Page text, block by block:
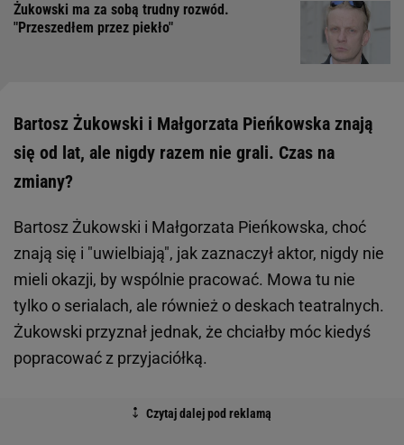
Żukowski ma za sobą trudny rozwód.
"Przeszedłem przez piekło"
Bartosz Żukowski i Małgorzata Pieńkowska znają
się od lat, ale nigdy razem nie grali. Czas na
zmiany?
Bartosz Żukowski i Małgorzata Pieńkowska, choć
znają się i "uwielbiają", jak zaznaczył aktor, nigdy nie
mieli okazji, by wspólnie pracować. Mowa tu nie
tylko o serialach, ale również o deskach teatralnych.
Żukowski przyznał jednak, że chciałby móc kiedyś
popracować z przyjaciółką.